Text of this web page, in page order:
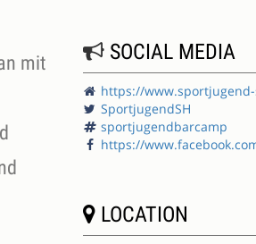
session
mit
SOCIAL MEDIA
https://www.sportjugend-sh.de/junges-engagement/
SportjugendSH
sportjugendbarcamp
https://www.facebook.com/
LOCATION